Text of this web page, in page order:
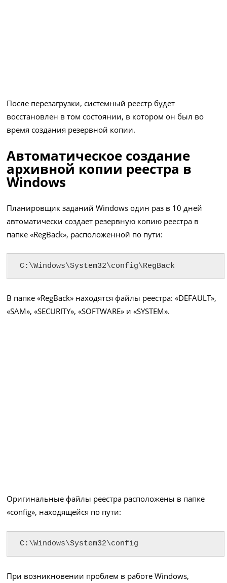
После перезагрузки, системный реестр будет
восстановлен в том состоянии, в котором он был во
время создания резервной копии.
Автоматическое создание
архивной копии реестра в
Windows
Планировщик заданий Windows один раз в 10 дней
автоматически создает резервную копию реестра в
папке «RegBack», расположенной по пути:
C:\Windows\System32\config\RegBack
В папке «RegBack» находятся файлы реестра: «DEFAULT»,
«SAM», «SECURITY», «SOFTWARE» и «SYSTEM».
Оригинальные файлы реестра расположены в папке
«config», находящейся по пути:
C:\Windows\System32\config
При возникновении проблем в работе Windows,